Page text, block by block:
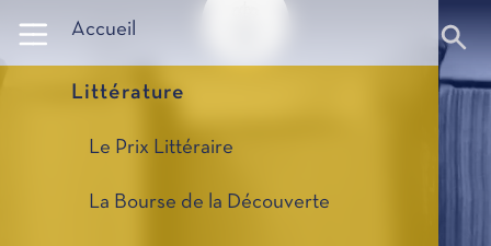
Accueil
Littérature
Le Prix Littéraire
La Bourse de la Découverte